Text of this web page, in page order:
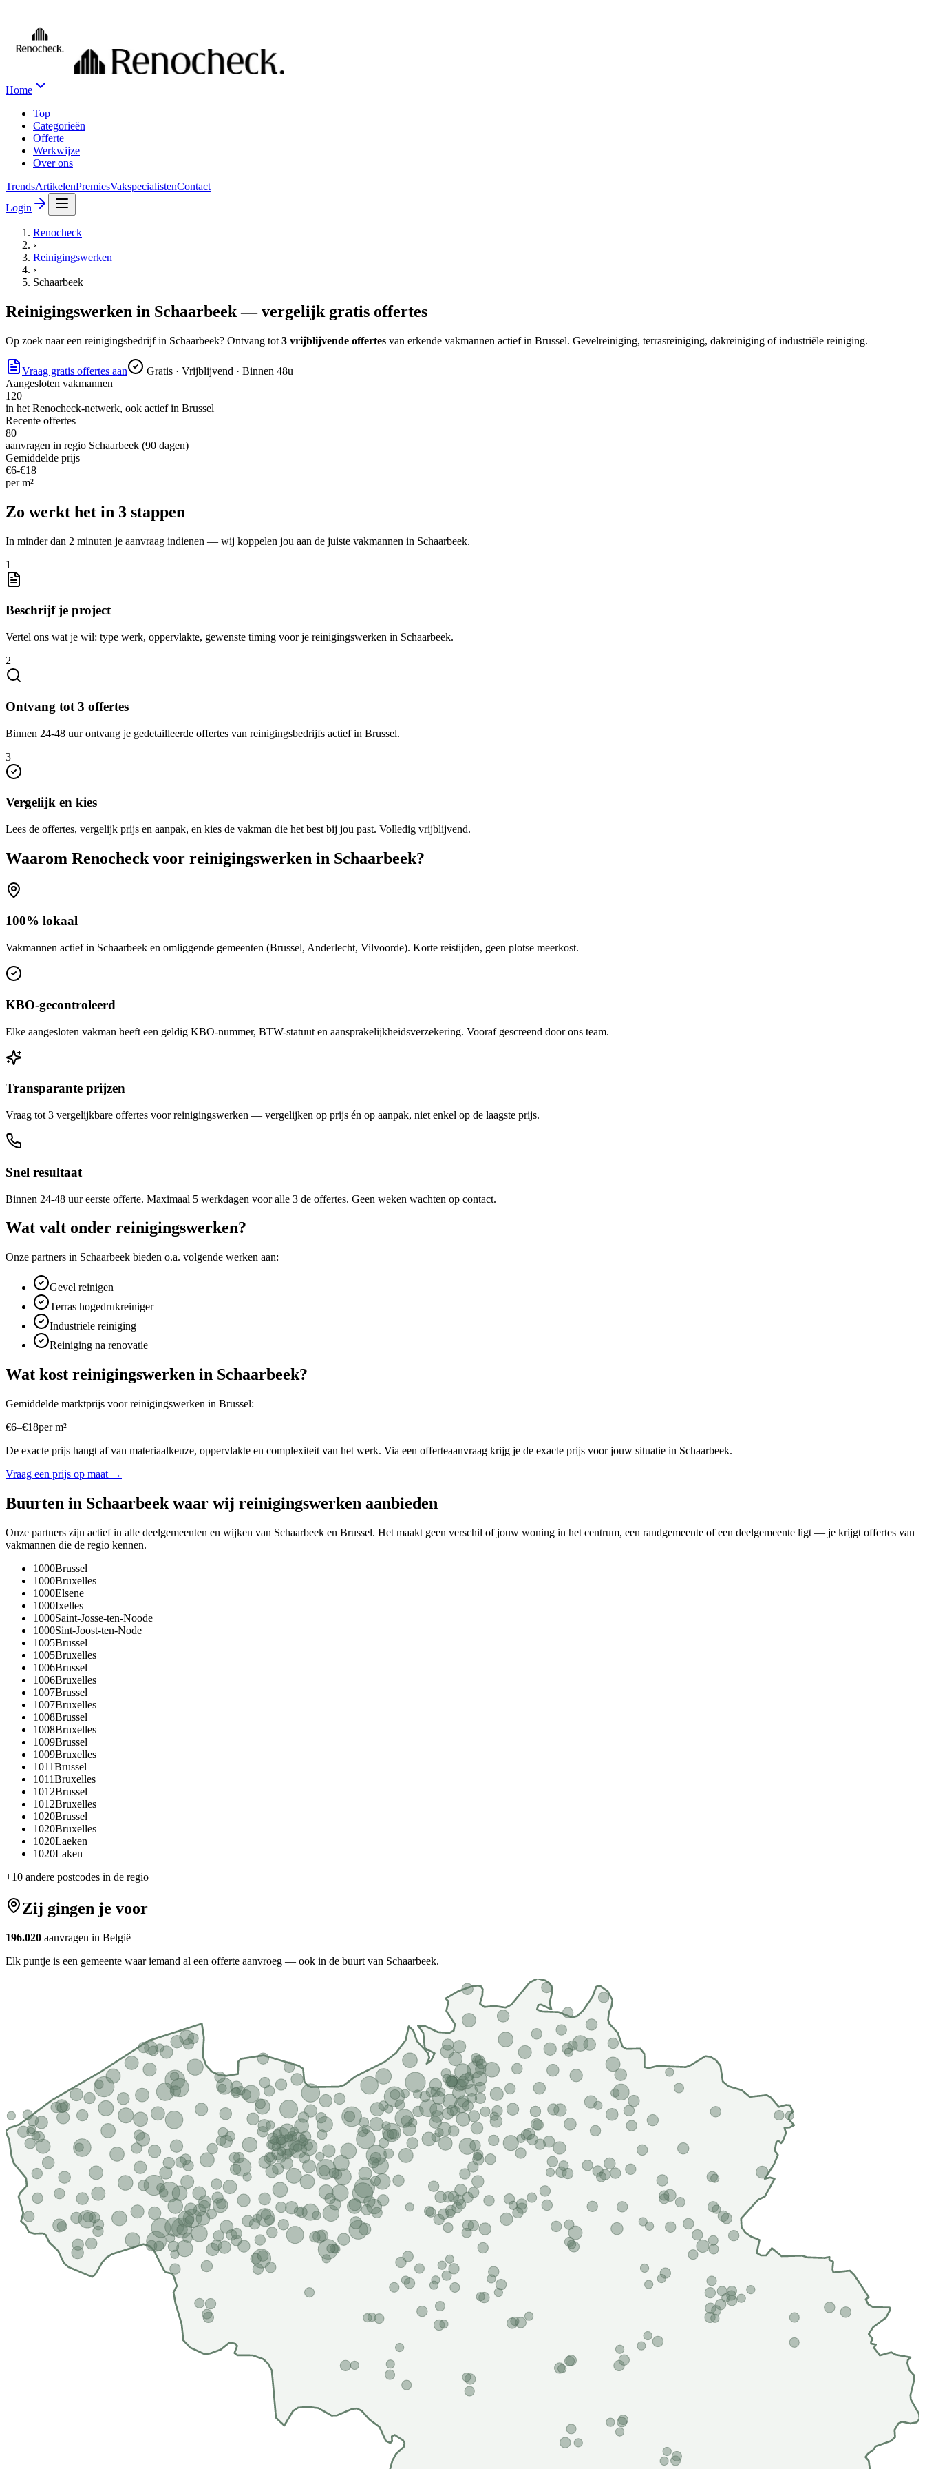
Home
Top
Categorieën
Offerte
Werkwijze
Over ons
TrendsArtikelenPremiesVakspecialistenContact
Login
Renocheck
›
Reinigingswerken
›
Schaarbeek
Reinigingswerken in Schaarbeek— vergelijk gratis offertes
Op zoek naareen reinigingsbedrijfin Schaarbeek? Ontvang tot 3 vrijblijvende offertes van erkende vakmannen actief in Brussel. Gevelreiniging, terrasreiniging, dakreiniging of industriële reiniging.
Vraag gratis offertes aan
Gratis · Vrijblijvend · Binnen 48u
Aangesloten vakmannen
120
in het Renocheck-netwerk, ook actief in Brussel
Recente offertes
80
aanvragen in regio Schaarbeek (90 dagen)
Gemiddelde prijs
€6-€18
perm²
Zo werkt het in 3 stappen
In minder dan 2 minuten je aanvraag indienen — wij koppelen jou aan de juiste vakmannen in Schaarbeek.
1
Beschrijf je project
Vertel ons wat je wil: type werk, oppervlakte, gewenste timing voor je reinigingswerken in Schaarbeek.
2
Ontvang tot 3 offertes
Binnen 24-48 uur ontvang je gedetailleerde offertes van reinigingsbedrijfs actief in Brussel.
3
Vergelijk en kies
Lees de offertes, vergelijk prijs en aanpak, en kies de vakman die het best bij jou past. Volledig vrijblijvend.
Waarom Renocheck voor reinigingswerken in Schaarbeek?
100% lokaal
Vakmannen actief in Schaarbeek en omliggende gemeenten (Brussel, Anderlecht, Vilvoorde). Korte reistijden, geen plotse meerkost.
KBO-gecontroleerd
Elke aangesloten vakman heeft een geldig KBO-nummer, BTW-statuut en aansprakelijkheidsverzekering. Vooraf gescreend door ons team.
Transparante prijzen
Vraag tot 3 vergelijkbare offertes voor reinigingswerken — vergelijken op prijs én op aanpak, niet enkel op de laagste prijs.
Snel resultaat
Binnen 24-48 uur eerste offerte. Maximaal 5 werkdagen voor alle 3 de offertes. Geen weken wachten op contact.
Wat valt onder reinigingswerken?
Onze partners in Schaarbeek bieden o.a. volgende werken aan:
Gevel reinigen
Terras hogedrukreiniger
Industriele reiniging
Reiniging na renovatie
Wat kost reinigingswerken in Schaarbeek?
Gemiddelde marktprijs voorreinigingswerken in Brussel:
€6–€18perm²
De exacte prijs hangt af van materiaalkeuze, oppervlakte en complexiteit van het werk. Via een offerteaanvraag krijg je de exacte prijs voor jouw situatie in Schaarbeek.
Vraag een prijs op maat →
Buurten in Schaarbeek waar wij reinigingswerken aanbieden
Onze partners zijn actief in alle deelgemeenten en wijken van Schaarbeek en Brussel. Het maakt geen verschil of jouw woning in het centrum, een randgemeente of een deelgemeente ligt — je krijgt offertes van
vakmannen die de regio kennen.
1000Brussel
1000Bruxelles
1000Elsene
1000Ixelles
1000Saint-Josse-ten-Noode
1000Sint-Joost-ten-Node
1005Brussel
1005Bruxelles
1006Brussel
1006Bruxelles
1007Brussel
1007Bruxelles
1008Brussel
1008Bruxelles
1009Brussel
1009Bruxelles
1011Brussel
1011Bruxelles
1012Brussel
1012Bruxelles
1020Brussel
1020Bruxelles
1020Laeken
1020Laken
+10 andere postcodes in de regio
Zij gingen je voor
196.020 aanvragen in België
Elk puntje is een gemeente waar iemand al een offerte aanvroeg — ook in de buurt van Schaarbeek.